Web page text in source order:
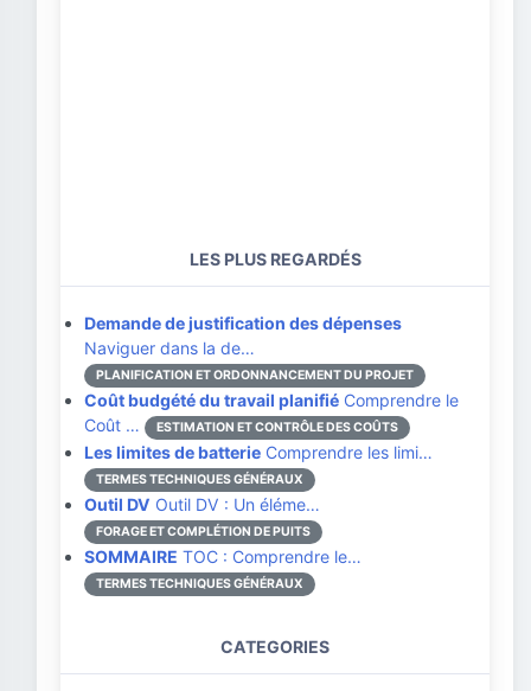
LES PLUS REGARDÉS
Demande de justification des dépenses
Naviguer dans la de…
PLANIFICATION ET ORDONNANCEMENT DU PROJET
Coût budgété du travail planifié Comprendre le
Coût …
ESTIMATION ET CONTRÔLE DES COÛTS
Les limites de batterie Comprendre les limi…
TERMES TECHNIQUES GÉNÉRAUX
Outil DV Outil DV : Un éléme…
FORAGE ET COMPLÉTION DE PUITS
SOMMAIRE TOC : Comprendre le…
TERMES TECHNIQUES GÉNÉRAUX
CATEGORIES